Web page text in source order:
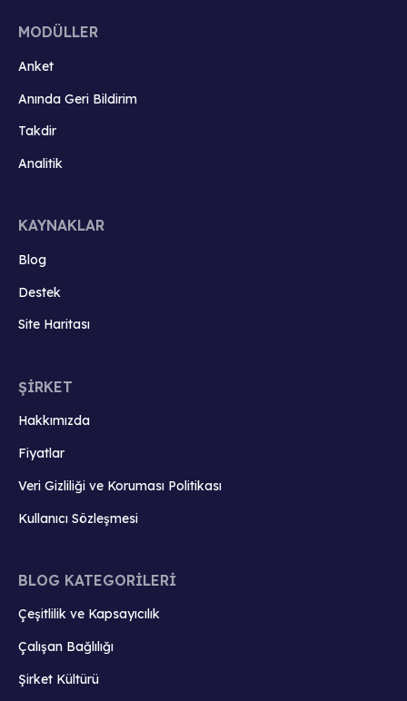
MODÜLLER
Anket
Anında Geri Bildirim
Takdir
Analitik
KAYNAKLAR
Blog
Destek
Site Haritası
ŞİRKET
Hakkımızda
Fiyatlar
Veri Gizliliği ve Koruması Politikası
Kullanıcı Sözleşmesi
BLOG KATEGORİLERİ
Çeşitlilik ve Kapsayıcılık
Çalışan Bağlılığı
Şirket Kültürü